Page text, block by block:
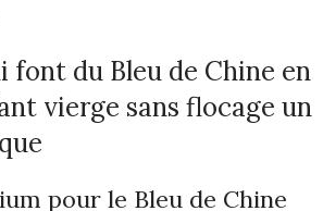
font du Bleu de Chine en
vierge sans flocage un
pour le Bleu de Chine